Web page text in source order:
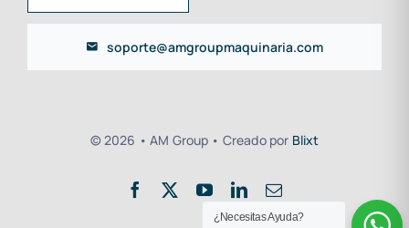
soporte@amgroupmaquinaria.com
© 2026 • AM Group • Creado por Blixt
¿Necesitas Ayuda?